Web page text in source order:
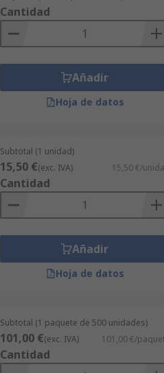
Cantidad
Añadir
Hoja de datos
Subtotal (1 unidad)
15,50 €(exc. IVA) 15,50 €/
Cantidad
Añadir
Hoja de datos
Subtotal (1 paquete de 500 unidades)
101,00 €(exc. IVA) 101,00 €/
Cantidad